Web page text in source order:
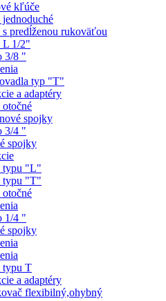
kľúče
jednoduché
s predĺženou rukoväťou
L 1/2"
3/8 "
typ "T"
a adaptéry
otočné
spojky
3/4 "
spojky
typu "L"
typu "T"
otočné
1/4 "
spojky
typu T
a adaptéry
flexibilný,ohybný